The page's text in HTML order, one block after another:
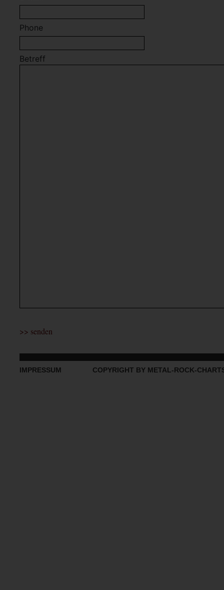
Phone
Betreff
IMPRESSUM COPYRIGHT BY METAL-ROCK-